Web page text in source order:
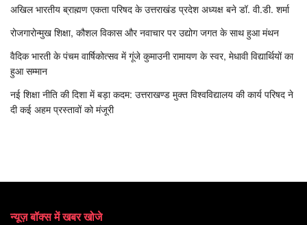
अखिल भारतीय ब्राह्मण एकता परिषद के उत्तराखंड प्रदेश अध्यक्ष बने डॉ. वी.डी. शर्मा
रोजगारोन्मुख शिक्षा, कौशल विकास और नवाचार पर उद्योग जगत के साथ हुआ मंथन
वैदिक भारती के पंचम वार्षिकोत्सव में गूंजे कुमाउनी रामायण के स्वर, मेधावी विद्यार्थियों का
हुआ सम्मान
नई शिक्षा नीति की दिशा में बड़ा कदम: उत्तराखण्ड मुक्त विश्वविद्यालय की कार्य परिषद ने
दी कई अहम प्रस्तावों को मंजूरी
न्यूज़ बॉक्स में खबर खोजे